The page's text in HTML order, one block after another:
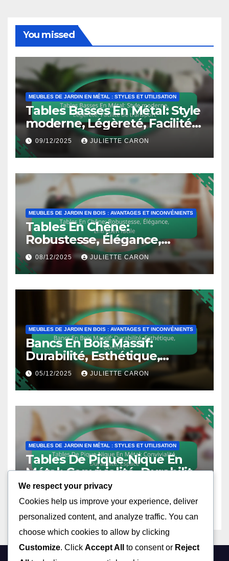
You missed
MEUBLES DE JARDIN EN MÉTAL : STYLES ET UTILISATION
Tables Basses En Métal: Style
moderne, Légèreté, Facilité
de transport
09/12/2025 JULIETTE CARON
MEUBLES DE JARDIN EN BOIS : AVANTAGES ET INCONVÉNIENTS
Tables En Chêne:
Robustesse, Élégance,
Entretien facile
08/12/2025 JULIETTE CARON
MEUBLES DE JARDIN EN BOIS : AVANTAGES ET INCONVÉNIENTS
Bancs En Bois Massif:
Durabilité, Esthétique,
Confort
05/12/2025 JULIETTE CARON
MEUBLES DE JARDIN EN MÉTAL : STYLES ET UTILISATION
Tables De Pique-Nique En
Métal: Convivialité, Durabilité,
Espace
05/12/2025 JULIETTE CARON
We respect your privacy
Cookies help us improve your experience, deliver
personalized content, and analyze traffic. You can
choose which cookies to allow by clicking
Customize. Click Accept All to consent or Reject